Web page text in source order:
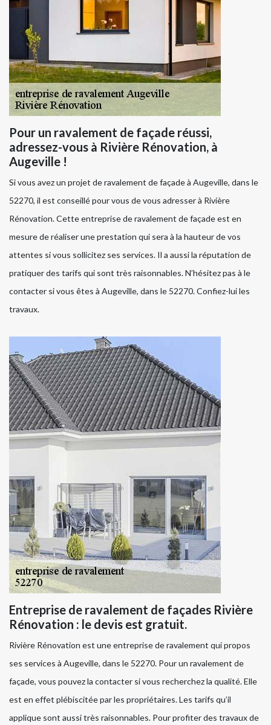
Pour un ravalement de façade réussi,
adressez-vous à Rivière Rénovation, à
Augeville !
Si vous avez un projet de ravalement de façade à Augeville, dans le
52270, il est conseillé pour vous de vous adresser à Rivière
Rénovation. Cette entreprise de ravalement de façade est en
mesure de réaliser une prestation qui sera à la hauteur de vos
attentes si vous sollicitez ses services. Il a aussi la réputation de
pratiquer des tarifs qui sont très raisonnables. N’hésitez pas à le
contacter si vous êtes à Augeville, dans le 52270. Confiez-lui les
travaux.
Entreprise de ravalement de façades Rivière
Rénovation : le devis est gratuit.
Rivière Rénovation est une entreprise de ravalement qui propos
ses services à Augeville, dans le 52270. Pour un ravalement de
façade, vous pouvez la contacter si vous recherchez la qualité. Elle
est en effet plébiscitée par les propriétaires. Les tarifs qu’il
applique sont aussi très raisonnables. Pour profiter des travaux de